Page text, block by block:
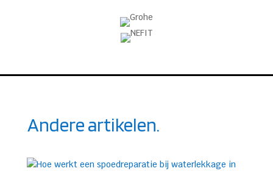
Andere artikelen.